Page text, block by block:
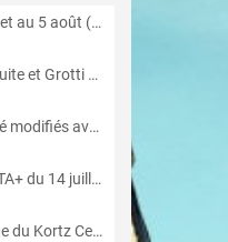
GTA Online : Détails des bonus du 30 juillet au 5 août (Évènement « Braquages d'été »)
GTA Online : Les Pegassi Ignus de poursuite et Grotti Veleno GT sont maintenant disponibles
GTA Online : Les gains des casses ont été modifiés avec la mise à jour « Le Braquage du Kortz Center »
GTA Online : Détails des avantages de GTA+ du 14 juillet au 12 août
GTA Online : La mise à jour « Le Braquage du Kortz Center » est maintenant disponible